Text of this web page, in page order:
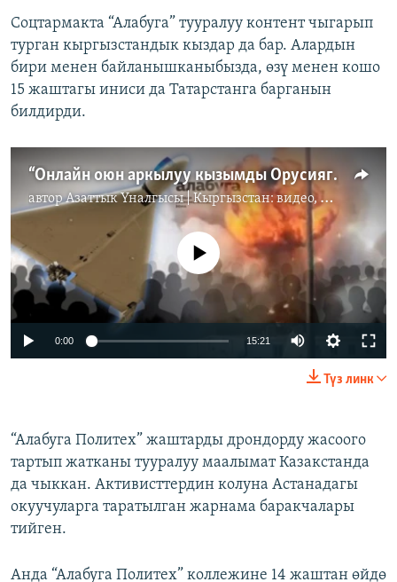
Соцтармакта “Алабуга” тууралуу контент чыгарып
турган кыргызстандык кыздар да бар. Алардын
бири менен байланышканыбызда, өзү менен кошо
15 жаштагы иниси да Татарстанга барганын
билдирди.
“Онлайн оюн аркылуу кызымды Орусияга азгырышты”
авторАзаттык Үналгысы | Кыргызстан: видео, фото, кабарлар
720p 1080p
No media source currently available
0:00 15:21
240p
720p
1080p
Түз линк
“Алабуга Политех” жаштарды дрондорду жасоого
тартып жатканы тууралуу маалымат Казакстанда
да чыккан. Активисттердин колуна Астанадагы
окуучуларга таратылган жарнама баракчалары
тийген.
Анда “Алабуга Политех” коллежине 14 жаштан өйдө